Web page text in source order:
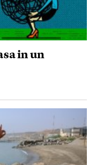
in un